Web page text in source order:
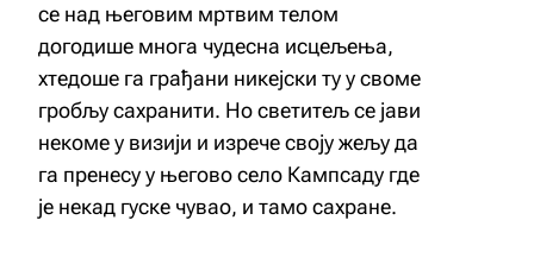
се над његовим мртвим телом
догодише многа чудесна исцељења,
хтедоше га грађани никејски ту у своме
гробљу сахранити. Но светитељ се јави
некоме у визији и изрече своју жељу да
га пренесу у његово село Кампсаду где
је некад гуске чувао, и тамо сахране.